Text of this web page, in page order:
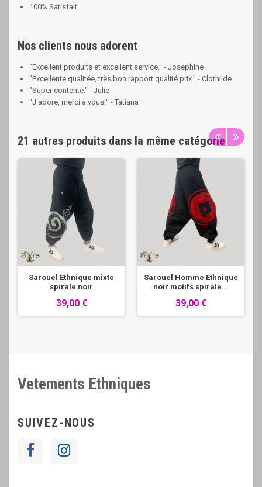
100% Satisfait
Nos clients nous adorent
"Excellent produits et excellent service." - Josephine
"Excellente qualitée, très bon rapport qualité prix." - Clothilde
"Super contente." - Julie
"J'adore, merci à vous!" - Tatiana
21 autres produits dans la même catégorie
Sarouel Ethnique mixte
spirale noir
39,00 €
Sarouel Homme Ethnique
noir motifs spirale...
39,00 €
Vetements Ethniques
SUIVEZ-NOUS